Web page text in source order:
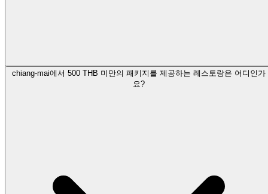
chiang-mai에서 500 THB 미만의 패키지를 제공하는 레스토랑은 어디인가
요?